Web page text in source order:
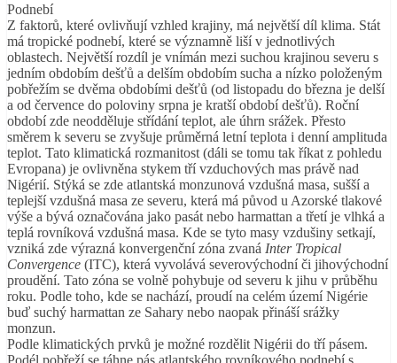
Podnebí
Z faktorů, které ovlivňují vzhled krajiny, má největší díl klima. Stát
má tropické podnebí, které se významně liší v jednotlivých
oblastech. Největší rozdíl je vnímán mezi suchou krajinou severu s
jedním obdobím dešťů a delším obdobím sucha a nízko položeným
pobřežím se dvěma obdobími dešťů (od listopadu do března je delší
a od července do poloviny srpna je kratší období dešťů). Roční
období zde neodděluje střídání teplot, ale úhrn srážek. Přesto
směrem k severu se zvyšuje průměrná letní teplota i denní amplituda
teplot. Tato klimatická rozmanitost (dáli se tomu tak říkat z pohledu
Evropana) je ovlivněna stykem tří vzduchových mas právě nad
Nigérií. Stýká se zde atlantská monzunová vzdušná masa, sušší a
teplejší vzdušná masa ze severu, která má původ u Azorské tlakové
výše a bývá označována jako pasát nebo harmattan a třetí je vlhká a
teplá rovníková vzdušná masa. Kde se tyto masy vzdušiny setkají,
vzniká zde výrazná konvergenční zóna zvaná Inter Tropical
Convergence (ITC), která vyvolává severovýchodní či jihovýchodní
proudění. Tato zóna se volně pohybuje od severu k jihu v průběhu
roku. Podle toho, kde se nachází, proudí na celém území Nigérie
buď suchý harmattan ze Sahary nebo naopak přináší srážky
monzun.
Podle klimatických prvků je možné rozdělit Nigérii do tří pásem.
Podél pobřeží se táhne pás atlantského rovníkového podnebí s